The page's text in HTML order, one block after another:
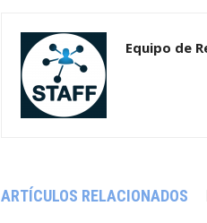
Equipo de
ARTÍCULOS RELACIONADOS